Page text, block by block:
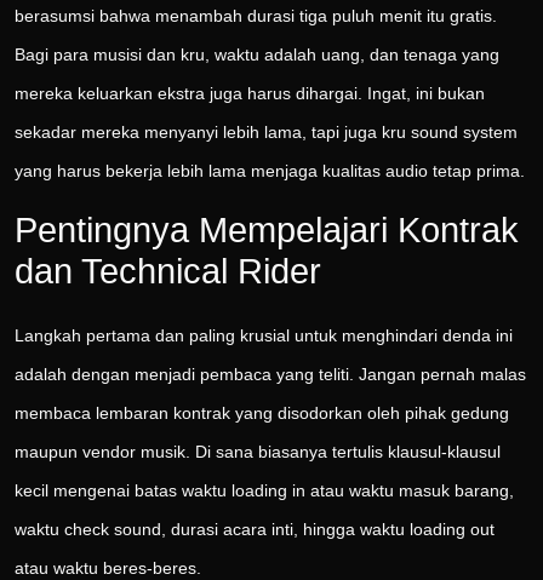
berasumsi bahwa menambah durasi tiga puluh menit itu gratis.
Bagi para musisi dan kru, waktu adalah uang, dan tenaga yang
mereka keluarkan ekstra juga harus dihargai. Ingat, ini bukan
sekadar mereka menyanyi lebih lama, tapi juga kru sound system
yang harus bekerja lebih lama menjaga kualitas audio tetap prima.
Pentingnya Mempelajari Kontrak
dan Technical Rider
Langkah pertama dan paling krusial untuk menghindari denda ini
adalah dengan menjadi pembaca yang teliti. Jangan pernah malas
membaca lembaran kontrak yang disodorkan oleh pihak gedung
maupun vendor musik. Di sana biasanya tertulis klausul-klausul
kecil mengenai batas waktu loading in atau waktu masuk barang,
waktu check sound, durasi acara inti, hingga waktu loading out
atau waktu beres-beres.